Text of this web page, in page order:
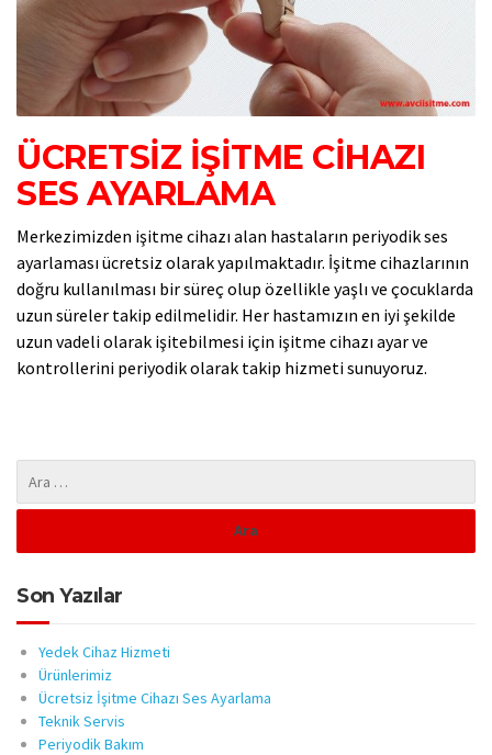
ÜCRETSİZ İŞİTME CİHAZI
SES AYARLAMA
Merkezimizden işitme cihazı alan hastaların periyodik ses
ayarlaması ücretsiz olarak yapılmaktadır. İşitme cihazlarının
doğru kullanılması bir süreç olup özellikle yaşlı ve çocuklarda
uzun süreler takip edilmelidir. Her hastamızın en iyi şekilde
uzun vadeli olarak işitebilmesi için işitme cihazı ayar ve
kontrollerini periyodik olarak takip hizmeti sunuyoruz.
Son Yazılar
Yedek Cihaz Hizmeti
Ürünlerimiz
Ücretsiz İşitme Cihazı Ses Ayarlama
Teknik Servis
Periyodik Bakım